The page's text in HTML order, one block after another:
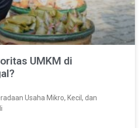
UMKM di
Usaha Mikro, Kecil, dan